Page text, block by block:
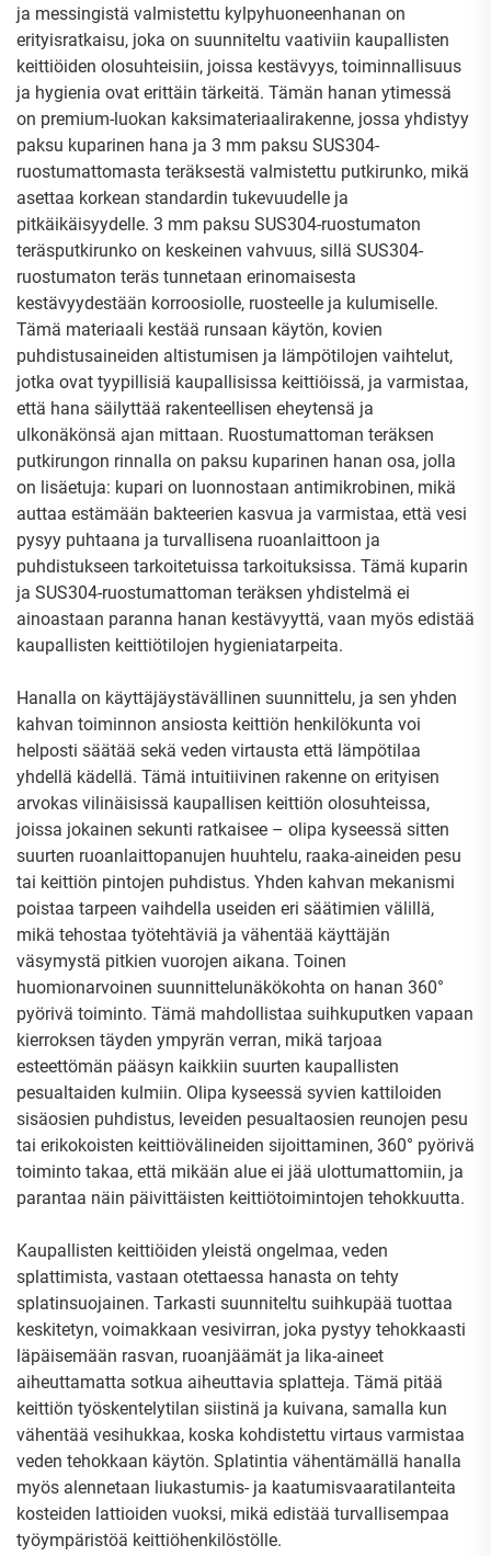
ja messingistä valmistettu kylpyhuoneenhanan on
erityisratkaisu, joka on suunniteltu vaativiin kaupallisten
keittiöiden olosuhteisiin, joissa kestävyys, toiminnallisuus
ja hygienia ovat erittäin tärkeitä. Tämän hanan ytimessä
on premium-luokan kaksimateriaalirakenne, jossa yhdistyy
paksu kuparinen hana ja 3 mm paksu SUS304-
ruostumattomasta teräksestä valmistettu putkirunko, mikä
asettaa korkean standardin tukevuudelle ja
pitkäikäisyydelle. 3 mm paksu SUS304-ruostumaton
teräsputkirunko on keskeinen vahvuus, sillä SUS304-
ruostumaton teräs tunnetaan erinomaisesta
kestävyydestään korroosiolle, ruosteelle ja kulumiselle.
Tämä materiaali kestää runsaan käytön, kovien
puhdistusaineiden altistumisen ja lämpötilojen vaihtelut,
jotka ovat tyypillisiä kaupallisissa keittiöissä, ja varmistaa,
että hana säilyttää rakenteellisen eheytensä ja
ulkonäkönsä ajan mittaan. Ruostumattoman teräksen
putkirungon rinnalla on paksu kuparinen hanan osa, jolla
on lisäetuja: kupari on luonnostaan antimikrobinen, mikä
auttaa estämään bakteerien kasvua ja varmistaa, että vesi
pysyy puhtaana ja turvallisena ruoanlaittoon ja
puhdistukseen tarkoitetuissa tarkoituksissa. Tämä kuparin
ja SUS304-ruostumattoman teräksen yhdistelmä ei
ainoastaan paranna hanan kestävyyttä, vaan myös edistää
kaupallisten keittiötilojen hygieniatarpeita.
Hanalla on käyttäjäystävällinen suunnittelu, ja sen yhden
kahvan toiminnon ansiosta keittiön henkilökunta voi
helposti säätää sekä veden virtausta että lämpötilaa
yhdellä kädellä. Tämä intuitiivinen rakenne on erityisen
arvokas vilinäisissä kaupallisen keittiön olosuhteissa,
joissa jokainen sekunti ratkaisee – olipa kyseessä sitten
suurten ruoanlaittopanujen huuhtelu, raaka-aineiden pesu
tai keittiön pintojen puhdistus. Yhden kahvan mekanismi
poistaa tarpeen vaihdella useiden eri säätimien välillä,
mikä tehostaa työtehtäviä ja vähentää käyttäjän
väsymystä pitkien vuorojen aikana. Toinen
huomionarvoinen suunnittelunäkökohta on hanan 360°
pyörivä toiminto. Tämä mahdollistaa suihkuputken vapaan
kierroksen täyden ympyrän verran, mikä tarjoaa
esteettömän pääsyn kaikkiin suurten kaupallisten
pesualtaiden kulmiin. Olipa kyseessä syvien kattiloiden
sisäosien puhdistus, leveiden pesualtaosien reunojen pesu
tai erikokoisten keittiövälineiden sijoittaminen, 360° pyörivä
toiminto takaa, että mikään alue ei jää ulottumattomiin, ja
parantaa näin päivittäisten keittiötoimintojen tehokkuutta.
Kaupallisten keittiöiden yleistä ongelmaa, veden
splattimista, vastaan otettaessa hanasta on tehty
splatinsuojainen. Tarkasti suunniteltu suihkupää tuottaa
keskitetyn, voimakkaan vesivirran, joka pystyy tehokkaasti
läpäisemään rasvan, ruoanjäämät ja lika-aineet
aiheuttamatta sotkua aiheuttavia splatteja. Tämä pitää
keittiön työskentelytilan siistinä ja kuivana, samalla kun
vähentää vesihukkaa, koska kohdistettu virtaus varmistaa
veden tehokkaan käytön. Splatintia vähentämällä hanalla
myös alennetaan liukastumis- ja kaatumisvaaratilanteita
kosteiden lattioiden vuoksi, mikä edistää turvallisempaa
työympäristöä keittiöhenkilöstölle.